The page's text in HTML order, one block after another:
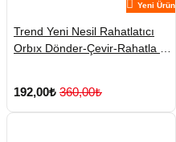
Yeni Ürün
Trend Yeni Nesil Rahatlatıcı
Orbıx Dönder-Çevir-Rahatla 1
192,00₺ 360,00₺